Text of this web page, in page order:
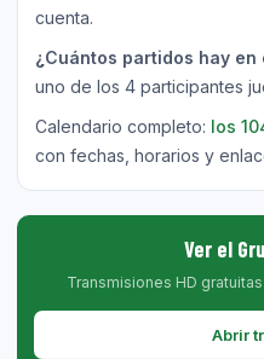
cuenta.
¿Cuántos partidos hay en
uno de los 4 participantes
Calendario completo: los
con fechas, horarios y
Ver el
Transmisiones HD
Abrir